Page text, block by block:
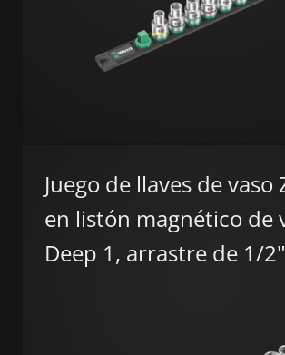
Juego de llaves de vaso
en listón magnético de
Deep 1, arrastre de 1/2"